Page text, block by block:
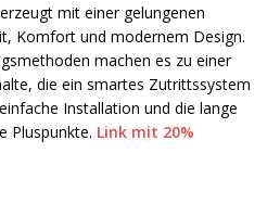
mit einer gelungenen
Komfort und modernem Design.
machen es zu einer
die ein smartes Zutrittssystem
Installation und die lange
Pluspunkte. Link mit 20%